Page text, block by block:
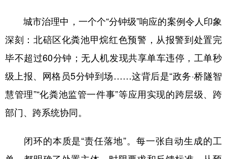
城市治理中，一个个“分钟级”响应的案例令人印象
深刻：北碚区化粪池甲烷红色预警，从报警到处置完
毕不超过60分钟；无人机发现共享单车违停，工单秒
级上报、网格员5分钟到场……这背后是“政务·桥隧智
慧管理”“化粪池监管一件事”等应用实现的跨层级、跨
部门、跨系统协同。
闭环的本质是“责任落地”。每一张自动生成的工